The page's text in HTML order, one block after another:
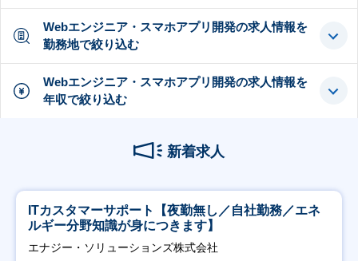
Webエンジニア・スマホアプリ開発の求人情報を
勤務地で絞り込む
Webエンジニア・スマホアプリ開発の求人情報を
年収で絞り込む
新着求人
ITカスタマーサポート【夜勤無し／自社勤務／エネ
ルギー分野知識が身につきます】
エナジー・ソリューションズ株式会社